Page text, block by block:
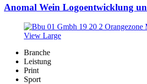
Anomal Wein Logoentwicklung
View Large
Branche
Leistung
Print
Sport